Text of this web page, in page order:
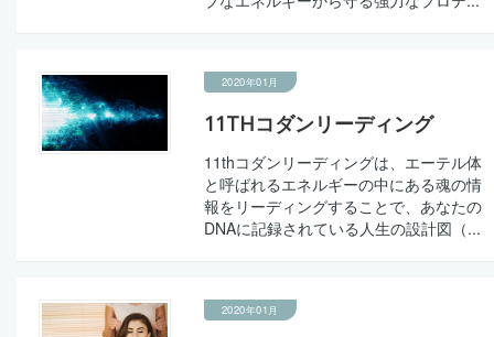
2020年01月
11THコダンリーディング
11thコダンリーディングは、エーテル体
と呼ばれるエネルギーの中にある魂の情
報をリーディングすることで、あなたの
DNAに記録されている人生の設計図（...
2020年01月